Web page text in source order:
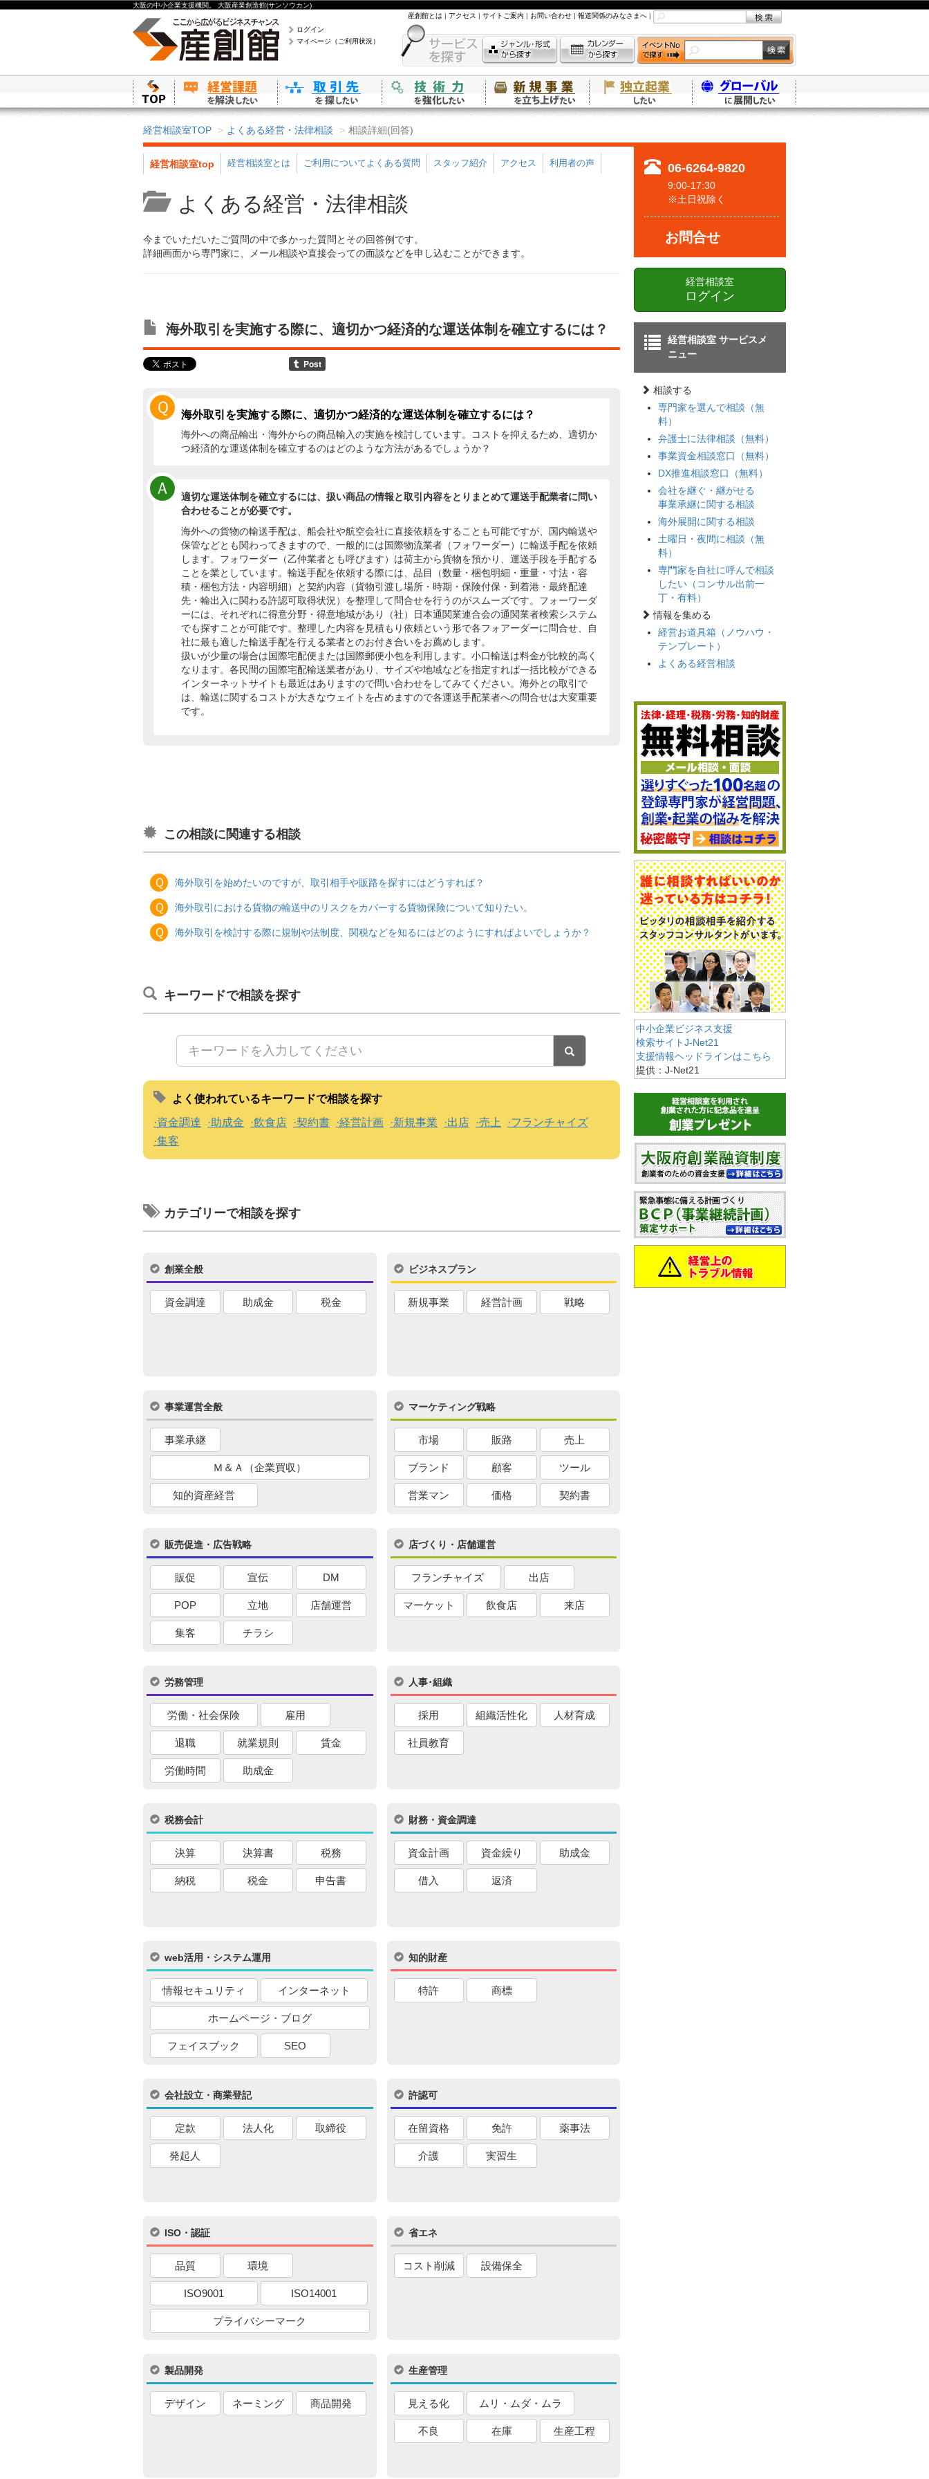
大阪の中小企業支援機関。 大阪産業創造館(サンソウカン)
ログイン
マイページ（ご利用状況）
産創館とは | アクセス | サイトご案内 | お問い合わせ | 報道関係のみなさまへ |
経営相談室TOP よくある経営・法律相談 相談詳細(回答)
経営相談室top 経営相談室とは ご利用についてよくある質問 スタッフ紹介 アクセス 利用者の声
よくある経営・法律相談
今までいただいたご質問の中で多かった質問とその回答例です。
詳細画面から専門家に、メール相談や直接会っての面談などを申し込むことができます。
海外取引を実施する際に、適切かつ経済的な運送体制を確立するには？
Ｑ 海外取引を実施する際に、適切かつ経済的な運送体制を確立するには？
海外への商品輸出・海外からの商品輸入の実施を検討しています。コストを抑えるため、適切か
つ経済的な運送体制を確立するのはどのような方法があるでしょうか？
Ａ
適切な運送体制を確立するには、扱い商品の情報と取引内容をとりまとめて運送手配業者に問い
合わせることが必要です。
海外への貨物の輸送手配は、船会社や航空会社に直接依頼をすることも可能ですが、国内輸送や
保管などとも関わってきますので、一般的には国際物流業者（フォワーダー）に輸送手配を依頼
します。フォワーダー（乙仲業者とも呼びます）は荷主から貨物を預かり、運送手段を手配する
ことを業としています。輸送手配を依頼する際には、品目（数量・梱包明細・重量・寸法・容
積・梱包方法・内容明細）と契約内容（貨物引渡し場所・時期・保険付保・到着港・最終配達
先・輸出入に関わる許認可取得状況）を整理して問合せを行うのがスムーズです。フォーワーダ
ーには、それぞれに得意分野・得意地域があり（社）日本通関業連合会の通関業者検索システム
でも探すことが可能です。整理した内容を見積もり依頼という形で各フォアーダーに問合せ、自
社に最も適した輸送手配を行える業者とのお付き合いをお薦めします。
扱いが少量の場合は国際宅配便または国際郵便小包を利用します。小口輸送は料金が比較的高く
なります。各民間の国際宅配輸送業者があり、サイズや地域などを指定すれば一括比較ができる
インターネットサイトも最近はありますので問い合わせをしてみてください。海外との取引で
は、輸送に関するコストが大きなウェイトを占めますので各運送手配業者への問合せは大変重要
です。
この相談に関連する相談
Ｑ 海外取引を始めたいのですが、取引相手や販路を探すにはどうすれば？
Ｑ 海外取引における貨物の輸送中のリスクをカバーする貨物保険について知りたい。
Ｑ 海外取引を検討する際に規制や法制度、関税などを知るにはどのようにすればよいでしょうか？
キーワードで相談を探す
よく使われているキーワードで相談を探す
資金調達
助成金 飲食店 契約書 経営計画 新規事業 出店 売上
フランチャイズ
集客
カテゴリーで相談を探す
創業全般
資金調達 助成金 税金
ビジネスプラン
新規事業 経営計画 戦略
事業運営全般
事業承継
Ｍ＆Ａ（企業買収）
知的資産経営
マーケティング戦略
市場 販路 売上
ブランド 顧客 ツール
営業マン 価格 契約書
販売促進・広告戦略
販促 宣伝 DM
POP 立地 店舗運営
集客 チラシ
店づくり・店舗運営
フランチャイズ 出店
マーケット 飲食店 来店
労務管理
労働・社会保険 雇用
退職 就業規則 賃金
労働時間 助成金
人事･組織
採用 組織活性化 人材育成
社員教育
税務会計
決算 決算書 税務
納税 税金 申告書
財務・資金調達
資金計画 資金繰り 助成金
借入 返済
web活用・システム運用
情報セキュリティ インターネット
ホームページ・ブログ
フェイスブック SEO
知的財産
特許 商標
会社設立・商業登記
定款 法人化 取締役
発起人
許認可
在留資格 免許 薬事法
介護 実習生
ISO・認証
品質 環境
ISO9001 ISO14001
プライバシーマーク
省エネ
コスト削減 設備保全
製品開発
デザイン ネーミング 商品開発
生産管理
見える化 ムリ・ムダ・ムラ
不良 在庫 生産工程
06-6264-9820
9:00-17:30
※土日祝除く
お問合せ
経営相談室
ログイン
経営相談室 サービスメ
ニュー
相談する
専門家を選んで相談（無
料）
弁護士に法律相談（無料）
事業資金相談窓口（無料）
DX推進相談窓口（無料）
会社を継ぐ・継がせる
事業承継に関する相談
海外展開に関する相談
土曜日・夜間に相談（無
料）
専門家を自社に呼んで相談
したい（コンサル出前一
丁・有料）
情報を集める
経営お道具箱（ノウハウ・
テンプレート）
よくある経営相談
中小企業ビジネス支援
検索サイトJ-Net21
支援情報ヘッドラインはこちら
提供：J-Net21